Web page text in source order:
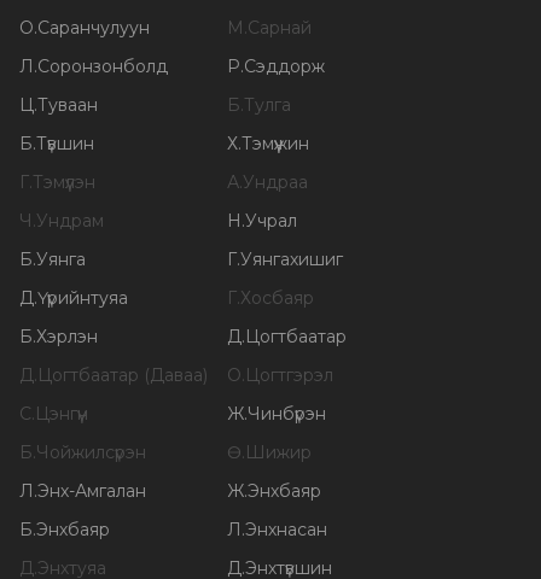
О.Саранчулуун М.Сарнай
Л.Соронзонболд Р.Сэддорж
Ц.Туваан Б.Тулга
Б.Түвшин Х.Тэмүүжин
Г.Тэмүүлэн А.Ундраа
Ч.Ундрам Н.Учрал
Б.Уянга Г.Уянгахишиг
Д.Үүрийнтуяа Г.Хосбаяр
Б.Хэрлэн Д.Цогтбаатар
Д.Цогтбаатар (Даваа) О.Цогтгэрэл
С.Цэнгүүн Ж.Чинбүрэн
Б.Чойжилсүрэн Ө.Шижир
Л.Энх-Амгалан Ж.Энхбаяр
Б.Энхбаяр Л.Энхнасан
Д.Энхтуяа Д.Энхтүвшин